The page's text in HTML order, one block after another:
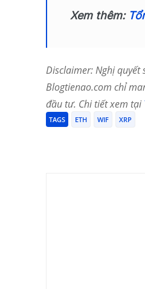
Xem thêm:
Disclaimer: Nghị
Blogtienao.com chỉ
đầu tư. Chi tiết xem tại
TAGS ETH WIF XRP